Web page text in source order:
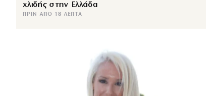
χλιδής στην Ελλάδα
ΠΡΙΝ ΑΠΌ 18 ΛΕΠΤΆ